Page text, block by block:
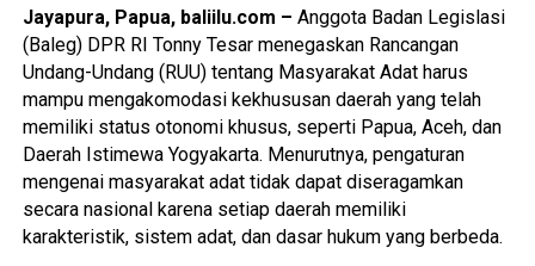
Ketenagakerjaan perlu dikawal melalui jalur diplomasi dan
dialog agar seluruh aspirasi dapat tersampaikan secara
efektif. Namun demikian, ia memahami apabila para
pekerja juga melakukan pengawalan terhadap proses
legislasi sesuai dengan hak konstitusional yang dimiliki.
Kapolri mengingatkan agar setiap bentuk penyampaian
aspirasi tetap dilaksanakan secara tertib, aman, dan sesuai
dengan ketentuan peraturan perundang-undangan sehingga
Jayapura, Papua, baliilu.com – Anggota Badan Legislasi
(Baleg) DPR RI Tonny Tesar menegaskan Rancangan
Undang-Undang (RUU) tentang Masyarakat Adat harus
mampu mengakomodasi kekhususan daerah yang telah
memiliki status otonomi khusus, seperti Papua, Aceh, dan
Daerah Istimewa Yogyakarta. Menurutnya, pengaturan
mengenai masyarakat adat tidak dapat diseragamkan
secara nasional karena setiap daerah memiliki
karakteristik, sistem adat, dan dasar hukum yang berbeda.